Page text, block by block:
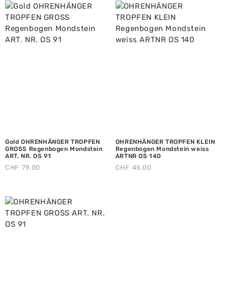
Gold OHRENHÄNGER TROPFEN
GROSS Regenbogen Mondstein
ART. NR. OS 91
CHF 79.00
OHRENHÄNGER TROPFEN KLEIN
Regenbogen Mondstein weiss
ARTNR OS 140
CHF 45.00